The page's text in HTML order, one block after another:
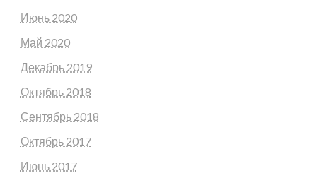
Июнь 2020
Май 2020
Декабрь 2019
Октябрь 2018
Сентябрь 2018
Октябрь 2017
Июнь 2017